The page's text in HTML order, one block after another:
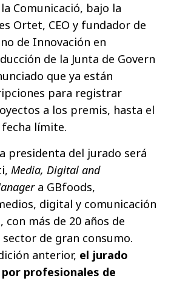
Comunicació, bajo la
Ortet, CEO y fundador de
de Innovación en
de la Junta de Govern
que ya están
para registrar
a los premis, hasta el
límite.
presidenta del jurado será
Media, Digital and
a GBfoods,
digital y comunicación
con más de 20 años de
de gran consumo.
anterior, el jurado
profesionales de